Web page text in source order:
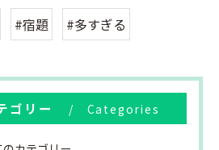
#宿題 #多すぎる
ゴリー Categories